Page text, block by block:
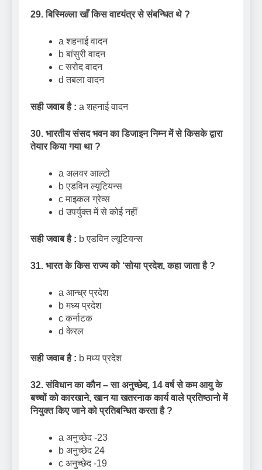
29. बिस्मिल्ला खाँ किस वाद्द्यंत्र से संबन्धित थे ?
a शहनाई वादन
b बांसुरी वादन
c सरोद वादन
d तबला वादन
सही जवाब है : a शहनाई वादन
30. भारतीय संसद भवन का डिजाइन निम्न में से किसके द्वारा
तेयार किया गया था ?
a अलवर आल्टो
b एडविन ल्यूटियन्स
c माइकल ग्रेव्स
d उपर्युक्त में से कोई नहीं
सही जवाब है : b एडविन ल्यूटियन्स
31. भारत के किस राज्य को ‘सोया प्रदेश,कहा जाता है ?
a आन्ध्र प्रदेश
b मध्य प्रदेश
c कर्नाटक
d केरल
सही जवाब है : b मध्य प्रदेश
32. संविधान का कौन – सा अनुच्छेद, 14 वर्ष से कम आयु के
बच्चों को कारखाने,खान या खतरनाक कार्य वाले प्रतिष्ठानो में
नियुक्त किए जाने को प्रतिबन्धित करता है ?
a अनुच्छेद -23
b अनुच्छेद 24
c अनुच्छेद -19